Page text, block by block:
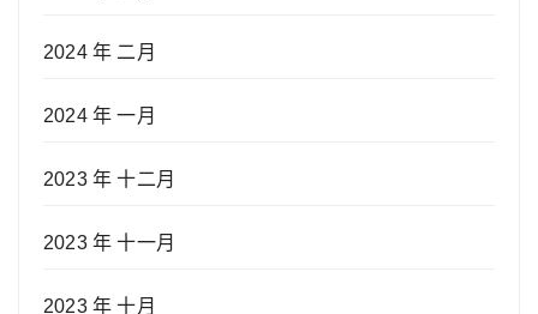
2024 年 二月
2024 年 一月
2023 年 十二月
2023 年 十一月
2023 年 十月